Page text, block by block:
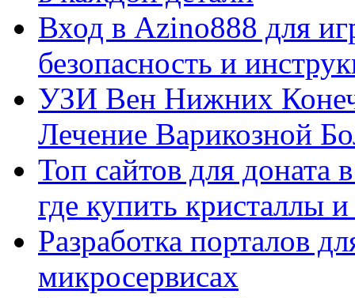
Вход в Azino888 для
безопасность и
УЗИ Вен Нижних
Лечение Варикозной
Топ сайтов для
где купить кристаллы
Разработка порталов
микросервисах